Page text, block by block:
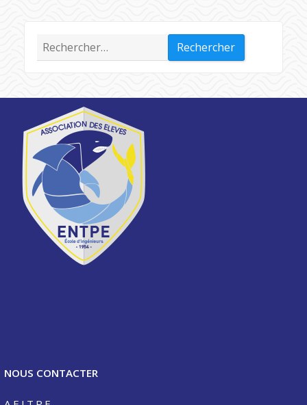
Rechercher :
NOUS CONTACTER